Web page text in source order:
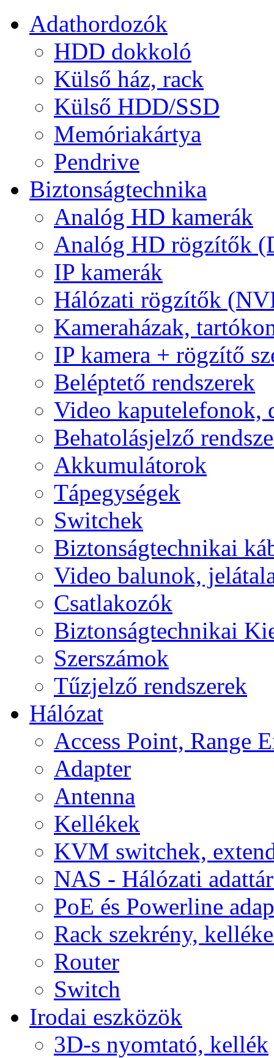
Adathordozók
HDD dokkoló
Külső ház, rack
Külső HDD/SSD
Memóriakártya
Pendrive
Biztonságtechnika
Analóg HD kamerák
Analóg HD rögzítők
IP kamerák
Hálózati rögzítők
Kameraházak,
IP kamera + rögzítő
Beléptető rendszerek
Video kaputelefonok,
Behatolásjelző
Akkumulátorok
Tápegységek
Switchek
Biztonságtechnikai
Video balunok,
Csatlakozók
Biztonságtechnikai
Szerszámok
Tűzjelző rendszerek
Hálózat
Access Point, Range
Adapter
Antenna
Kellékek
KVM switchek,
NAS - Hálózati
PoE és Powerline
Rack szekrény,
Router
Switch
Irodai eszközök
3D-s nyomtató, kellék